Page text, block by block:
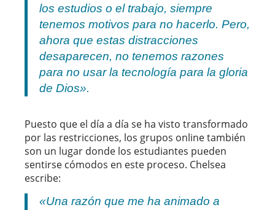
los estudios o el trabajo, siempre
tenemos motivos para no hacerlo. Pero,
ahora que estas distracciones
desaparecen, no tenemos razones
para no usar la tecnología para la gloria
de Dios».
Puesto que el día a día se ha visto transformado
por las restricciones, los grupos online también
son un lugar donde los estudiantes pueden
sentirse cómodos en este proceso. Chelsea
escribe:
«Una razón que me ha animado a